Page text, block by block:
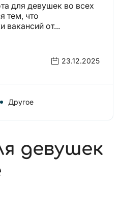
для девушек во всех
тем, что
вакансий от...
23.12.2025
Другое
девушек